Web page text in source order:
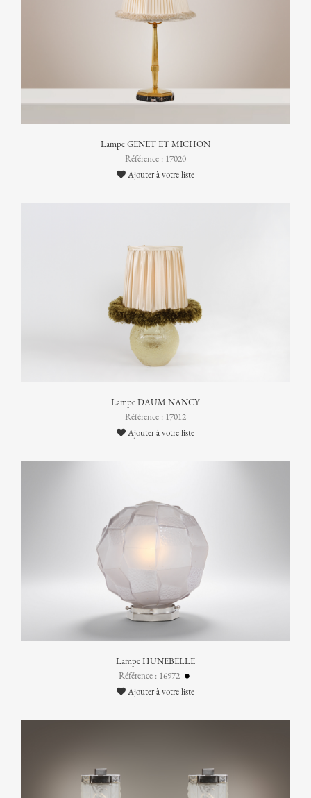
Lampe GENET ET MICHON
Référence : 17020
Ajouter à votre liste
Lampe DAUM NANCY
Référence : 17012
Ajouter à votre liste
Lampe HUNEBELLE
Référence : 16972
Ajouter à votre liste